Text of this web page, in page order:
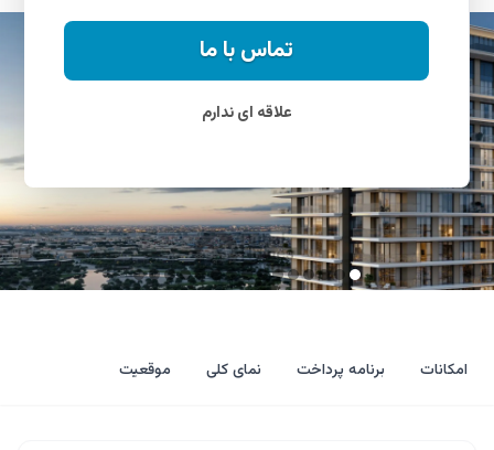
امکانات برنامه پرداخت نمای کلی موقعیت
تماس با ما
علاقه ای ندارم